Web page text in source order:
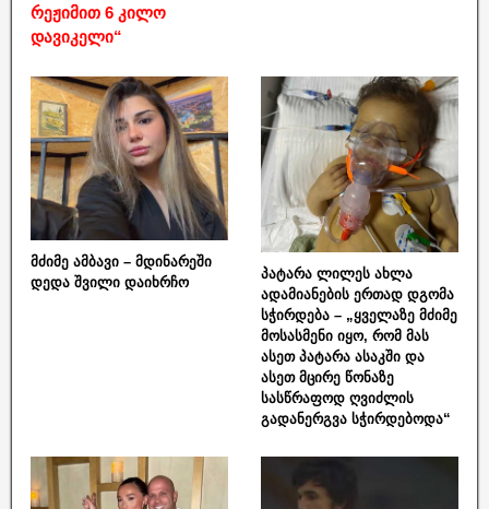
რეჟიმით 6 კილო
დავიკელი“
მძიმე ამბავი – მდინარეში
დედა შვილი დაიხრჩო
პატარა ლილეს ახლა
ადამიანების ერთად დგომა
სჭირდება – „ყველაზე მძიმე
მოსასმენი იყო, რომ მას
ასეთ პატარა ასაკში და
ასეთ მცირე წონაზე
სასწრაფოდ ღვიძლის
გადანერგვა სჭირდებოდა“